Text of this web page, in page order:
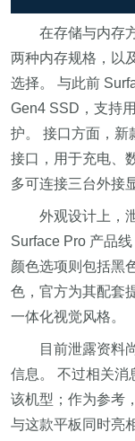
在存储与内存
两种内存规格，以
选择。 与此前
Gen4 SSD，支持
护。 接口方面，新
接口，用于充电、
多可连接三台外接
外观设计上，
Surface Pro 产品
颜色选项则包括黑
色，官方为其配套
一体化视觉风格。
目前泄露资料
信息。 不过相关消
该机型；作为参考
与这款平板同时亮